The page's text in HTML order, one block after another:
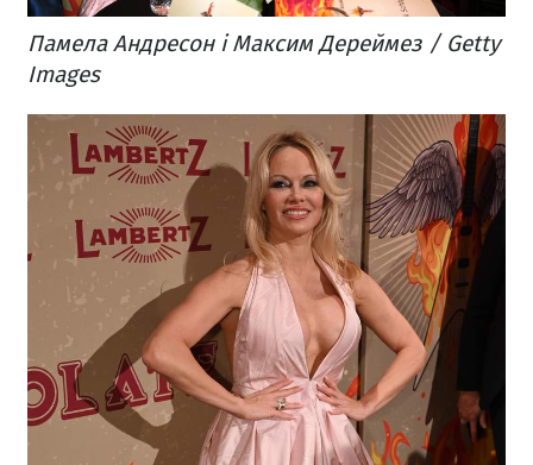
Памела Андресон і Максим Дереймез / Getty
Images